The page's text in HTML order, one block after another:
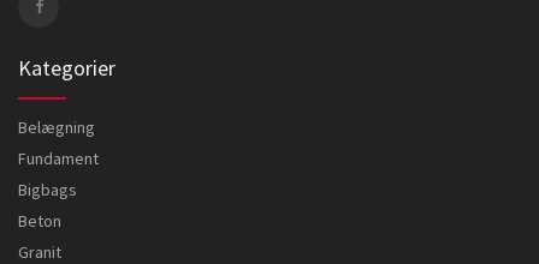
Kategorier
Belægning
Fundament
Bigbags
Beton
Granit